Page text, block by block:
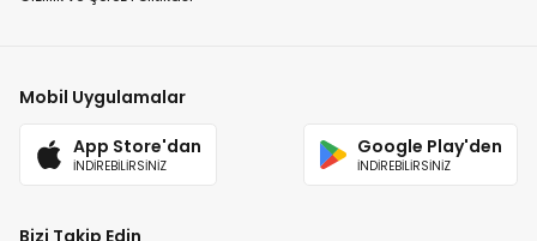
Mobil Uygulamalar
App Store'dan
İNDİREBİLİRSİNİZ
Google Play'den
İNDİREBİLİRSİNİZ